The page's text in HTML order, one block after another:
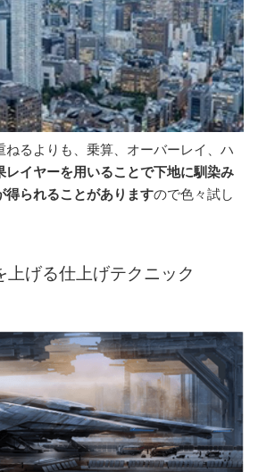
ねるよりも、乗算、オーバーレイ、ハ
レイヤーを用いることで下地に馴染み
得られることがありますので色々試し
上げる仕上げテクニック